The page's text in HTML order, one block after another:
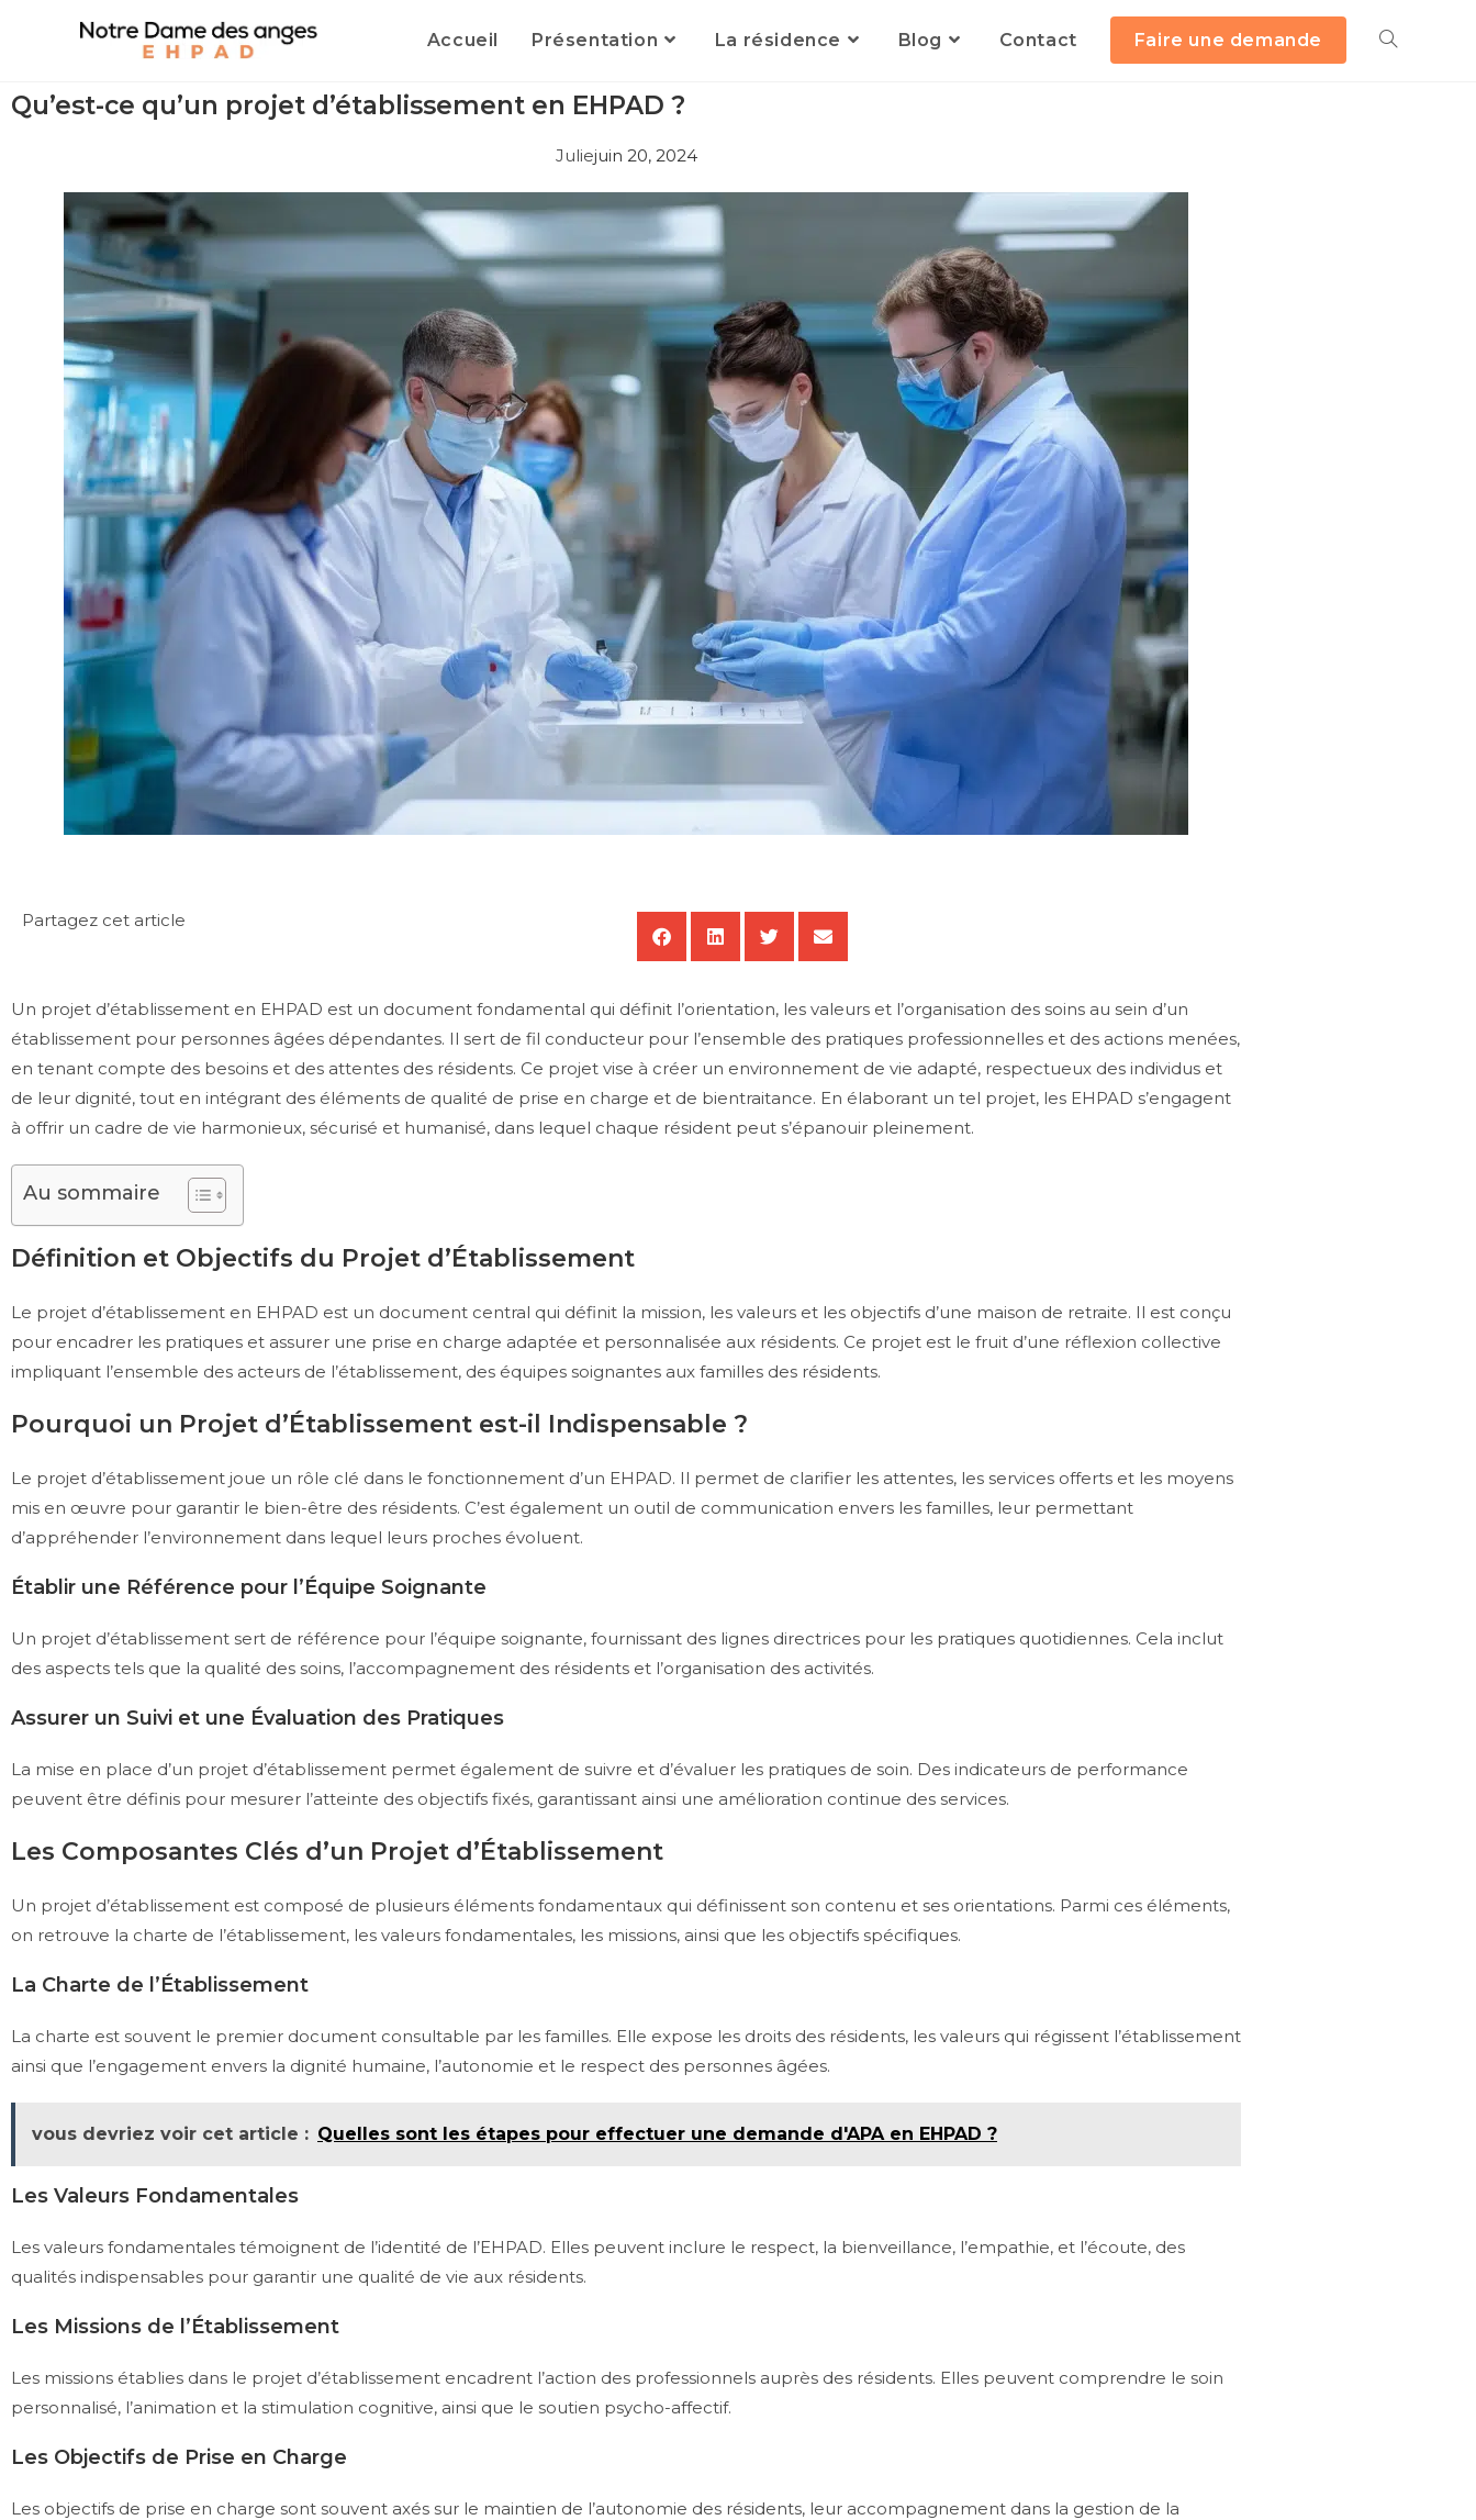
Accueil Présentation La résidence Blog Contact Faire une demande
Qu’est-ce qu’un projet d’établissement en EHPAD ?
Juliejuin 20, 2024
Partagez cet article
Un projet d’établissement en EHPAD est un document fondamental qui définit l’orientation, les valeurs et l’organisation des soins au sein d’un
établissement pour personnes âgées dépendantes. Il sert de fil conducteur pour l’ensemble des pratiques professionnelles et des actions menées,
en tenant compte des besoins et des attentes des résidents. Ce projet vise à créer un environnement de vie adapté, respectueux des individus et
de leur dignité, tout en intégrant des éléments de qualité de prise en charge et de bientraitance. En élaborant un tel projet, les EHPAD s’engagent
à offrir un cadre de vie harmonieux, sécurisé et humanisé, dans lequel chaque résident peut s’épanouir pleinement.
Au sommaire
Définition et Objectifs du Projet d’Établissement
Le projet d’établissement en EHPAD est un document central qui définit la mission, les valeurs et les objectifs d’une maison de retraite. Il est conçu
pour encadrer les pratiques et assurer une prise en charge adaptée et personnalisée aux résidents. Ce projet est le fruit d’une réflexion collective
impliquant l’ensemble des acteurs de l’établissement, des équipes soignantes aux familles des résidents.
Pourquoi un Projet d’Établissement est-il Indispensable ?
Le projet d’établissement joue un rôle clé dans le fonctionnement d’un EHPAD. Il permet de clarifier les attentes, les services offerts et les moyens
mis en œuvre pour garantir le bien-être des résidents. C’est également un outil de communication envers les familles, leur permettant
d’appréhender l’environnement dans lequel leurs proches évoluent.
Établir une Référence pour l’Équipe Soignante
Un projet d’établissement sert de référence pour l’équipe soignante, fournissant des lignes directrices pour les pratiques quotidiennes. Cela inclut
des aspects tels que la qualité des soins, l’accompagnement des résidents et l’organisation des activités.
Assurer un Suivi et une Évaluation des Pratiques
La mise en place d’un projet d’établissement permet également de suivre et d’évaluer les pratiques de soin. Des indicateurs de performance
peuvent être définis pour mesurer l’atteinte des objectifs fixés, garantissant ainsi une amélioration continue des services.
Les Composantes Clés d’un Projet d’Établissement
Un projet d’établissement est composé de plusieurs éléments fondamentaux qui définissent son contenu et ses orientations. Parmi ces éléments,
on retrouve la charte de l’établissement, les valeurs fondamentales, les missions, ainsi que les objectifs spécifiques.
La Charte de l’Établissement
La charte est souvent le premier document consultable par les familles. Elle expose les droits des résidents, les valeurs qui régissent l’établissement
ainsi que l’engagement envers la dignité humaine, l’autonomie et le respect des personnes âgées.
vous devriez voir cet article : Quelles sont les étapes pour effectuer une demande d'APA en EHPAD ?
Les Valeurs Fondamentales
Les valeurs fondamentales témoignent de l’identité de l’EHPAD. Elles peuvent inclure le respect, la bienveillance, l’empathie, et l’écoute, des
qualités indispensables pour garantir une qualité de vie aux résidents.
Les Missions de l’Établissement
Les missions établies dans le projet d’établissement encadrent l’action des professionnels auprès des résidents. Elles peuvent comprendre le soin
personnalisé, l’animation et la stimulation cognitive, ainsi que le soutien psycho-affectif.
Les Objectifs de Prise en Charge
Les objectifs de prise en charge sont souvent axés sur le maintien de l’autonomie des résidents, leur accompagnement dans la gestion de la